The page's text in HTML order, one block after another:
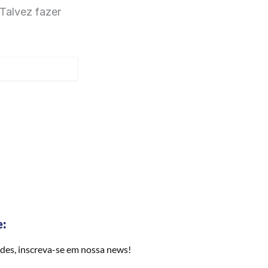
fazer
inscreva-se em nossa news!